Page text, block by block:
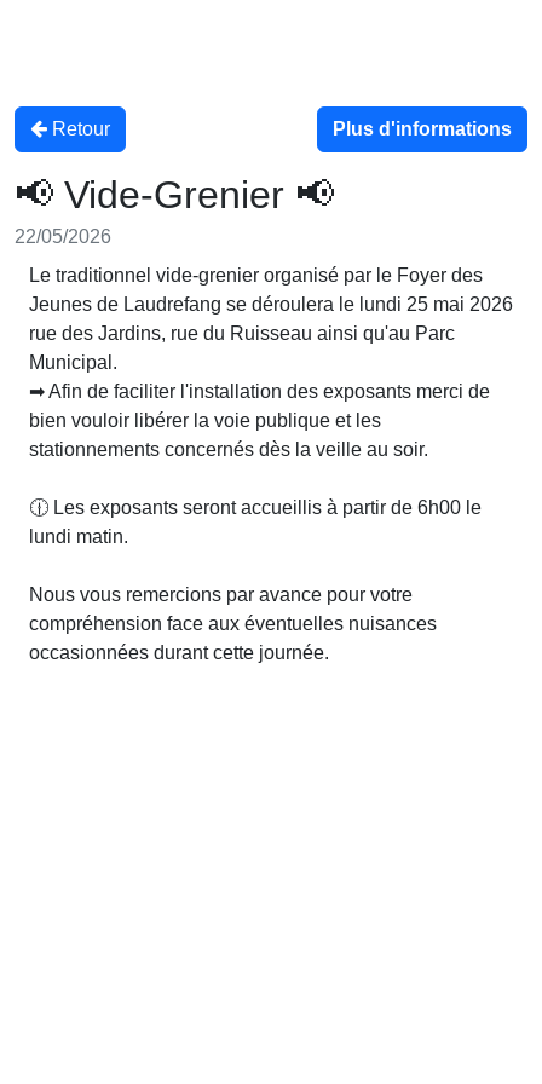
Retour Plus d'informations
📢 Vide-Grenier 📢
22/05/2026
Le traditionnel vide-grenier organisé par le Foyer des
Jeunes de Laudrefang se déroulera le lundi 25 mai 2026
rue des Jardins, rue du Ruisseau ainsi qu'au Parc
Municipal.
➡ Afin de faciliter l'installation des exposants merci de
bien vouloir libérer la voie publique et les
stationnements concernés dès la veille au soir.
🕧 Les exposants seront accueillis à partir de 6h00 le
lundi matin.
Nous vous remercions par avance pour votre
compréhension face aux éventuelles nuisances
occasionnées durant cette journée.